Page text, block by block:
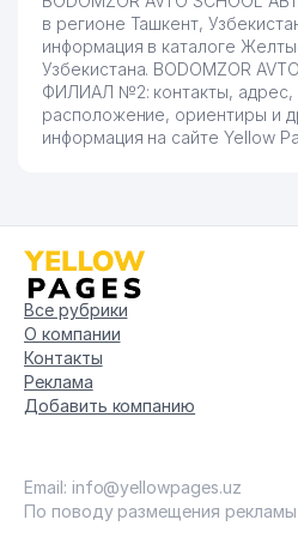
в регионе Ташкент,
информация в каталоге
Узбекистана. BODOMZOR
ФИЛИАЛ №2: контакты, адрес,
расположение, ориентиры и
информация на сайте Yellow
Все рубрики
О компании
Контакты
Реклама
Добавить компанию
Email: info@yellowpages.uz
По поводу размещения рекламы